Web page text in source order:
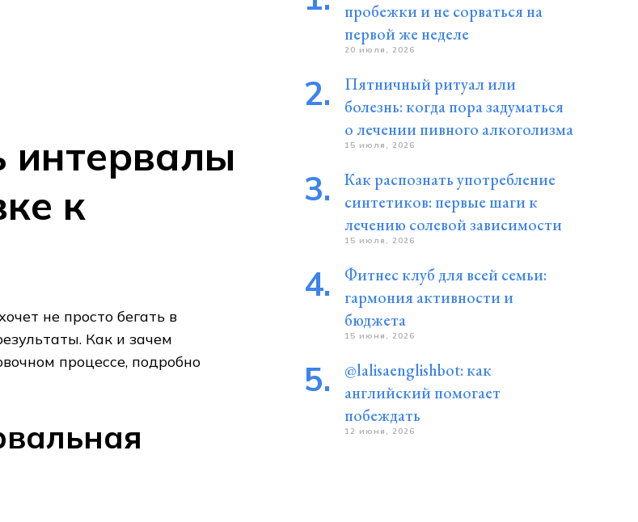
интервалы
к
не просто бегать в
Как и зачем
процессе, подробно
пробежки и не сорваться на
первой же неделе
20 июля, 2026
Пятничный ритуал или
болезнь: когда пора задуматься
о лечении пивного алкоголизма
15 июля, 2026
Как распознать употребление
синтетиков: первые шаги к
лечению солевой зависимости
15 июля, 2026
Фитнес клуб для всей семьи:
гармония активности и
бюджета
15 июня, 2026
@lalisaenglishbot: как
английский помогает
побеждать
12 июня, 2026